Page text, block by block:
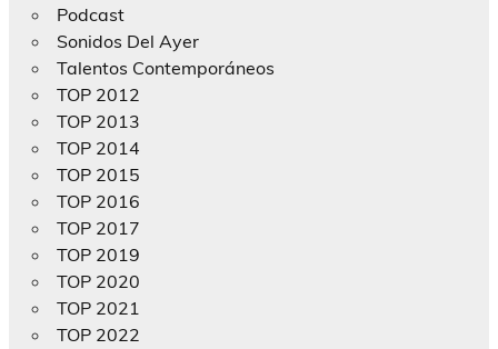
Podcast
Sonidos Del Ayer
Talentos Contemporáneos
TOP 2012
TOP 2013
TOP 2014
TOP 2015
TOP 2016
TOP 2017
TOP 2019
TOP 2020
TOP 2021
TOP 2022